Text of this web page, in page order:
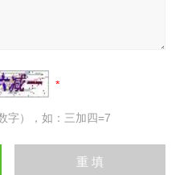
字），如：三加四=7